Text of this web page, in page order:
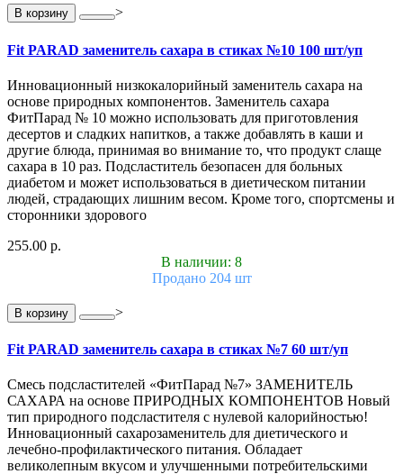
В корзину >
Fit PARAD заменитель сахара в стиках №10 100 шт/уп
Инновационный низкокалорийный заменитель сахара на
основе природных компонентов. Заменитель сахара
ФитПарад № 10 можно использовать для приготовления
десертов и сладких напитков, а также добавлять в каши и
другие блюда, принимая во внимание то, что продукт слаще
сахара в 10 раз. Подсластитель безопасен для больных
диабетом и может использоваться в диетическом питании
людей, страдающих лишним весом. Кроме того, спортсмены и
сторонники здорового
255.00 р.
В наличии: 8
Продано 204 шт
В корзину >
Fit PARAD заменитель сахара в стиках №7 60 шт/уп
Смесь подсластителей «ФитПарад №7» ЗАМЕНИТЕЛЬ
САХАРА на основе ПРИРОДНЫХ КОМПОНЕНТОВ Новый
тип природного подсластителя с нулевой калорийностью!
Инновационный сахарозаменитель для диетического и
лечебно-профилактического питания. Обладает
великолепным вкусом и улучшенными потребительскими